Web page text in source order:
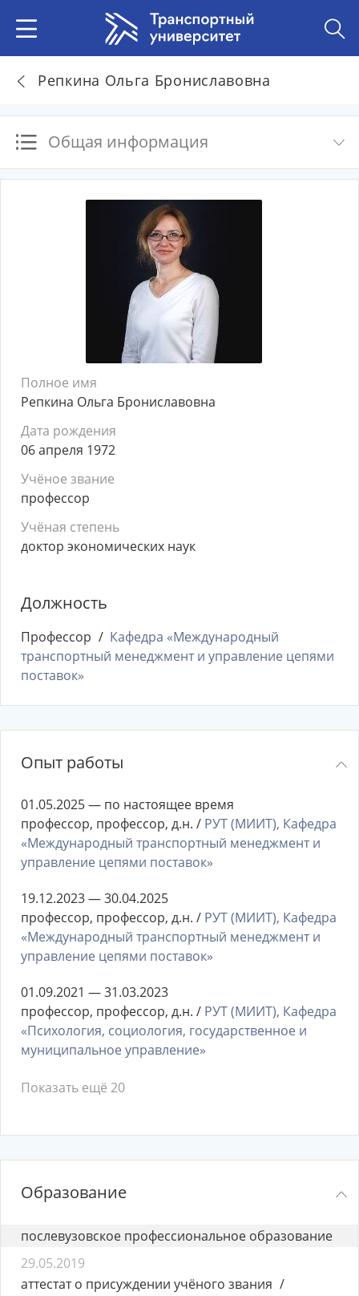
Репкина Ольга Брониславовна
Общая информация
Полное имя
Репкина Ольга Брониславовна
Дата рождения
06 апреля 1972
Учёное звание
профессор
Учёная степень
доктор экономических наук
Должность
Профессор
Кафедра «Международный
транспортный менеджмент и управление цепями
поставок»
Опыт работы
01.05.2025 — по настоящее время
профессор, профессор, д.н. / РУТ (МИИТ), Кафедра
«Международный транспортный менеджмент и
управление цепями поставок»
19.12.2023 — 30.04.2025
профессор, профессор, д.н. / РУТ (МИИТ), Кафедра
«Международный транспортный менеджмент и
управление цепями поставок»
01.09.2021 — 31.03.2023
профессор, профессор, д.н. / РУТ (МИИТ), Кафедра
«Психология, социология, государственное и
муниципальное управление»
Показать ещё 20
Образование
послевузовское профессиональное образование
29.05.2019
аттестат о присуждении учёного звания